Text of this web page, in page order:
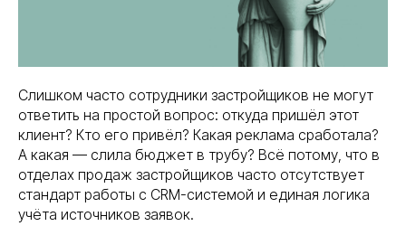
Слишком часто сотрудники застройщиков не могут
ответить на простой вопрос: откуда пришёл этот
клиент? Кто его привёл? Какая реклама сработала?
А какая — слила бюджет в трубу? Всё потому, что в
отделах продаж застройщиков часто отсутствует
стандарт работы с CRM-системой и единая логика
учёта источников заявок.